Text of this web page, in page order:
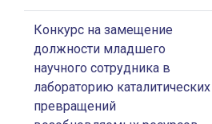
Конкурс на замещение
должности младшего
научного сотрудника в
лабораторию каталитических
превращений